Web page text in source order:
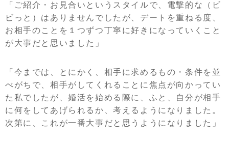
「ご紹介・お見合いというスタイルで、電撃的な（ビ
ビっと）はありませんでしたが、デートを重ねる度、
お相手のことを１つずつ丁寧に好きになっていくこと
が大事だと思いました」
「今までは、とにかく、相手に求めるもの・条件を並
べがちで、相手がしてくれることに焦点が向かってい
た私でしたが、婚活を始める際に、ふと、自分が相手
に何をしてあげられるか、考えるようになりました。
次第に、これが一番大事だと思うようになりました」